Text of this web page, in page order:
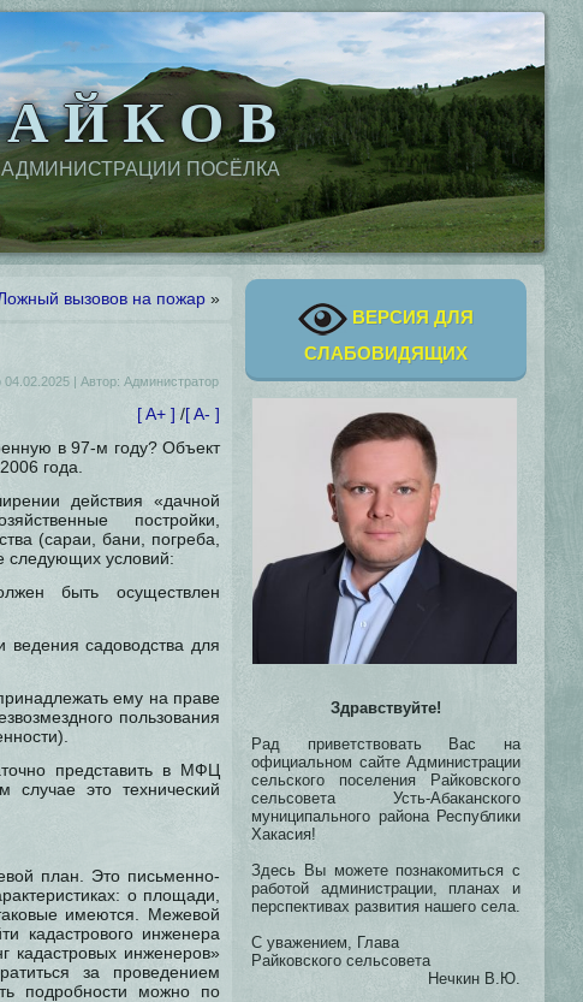
Й К О В
ПОСЁЛКА
вызовов на пожар »
04.02.2025 | Автор: Администратор
[ A+ ] /[ A- ]
в 97-м году? Объект
года.
действия «дачной
постройки,
(сараи, бани, погреба,
следующих условий:
быть осуществлен
садоводства для
ему на праве
пользования
представить в МФЦ
случае это технический
план. Это письменно-
о площади,
имеются. Межевой
кадастрового инженера
кадастровых инженеров»
за проведением
подробности можно по
ВЕРСИЯ ДЛЯ
СЛАБОВИДЯЩИХ
Здравствуйте!
Рад приветствовать Вас на
официальном сайте Администрации
сельского поселения Райковского
сельсовета Усть-Абаканского
муниципального района Республики
Хакасия!
Здесь Вы можете познакомиться с
работой администрации, планах и
перспективах развития нашего села.
С уважением, Глава
Райковского сельсовета
Нечкин В.Ю.